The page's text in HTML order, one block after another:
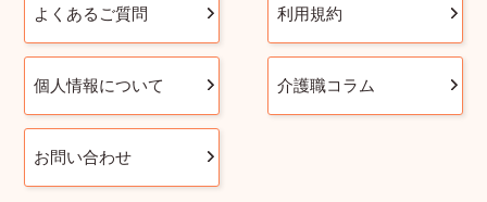
よくあるご質問 利用規約
個人情報について 介護職コラム
お問い合わせ